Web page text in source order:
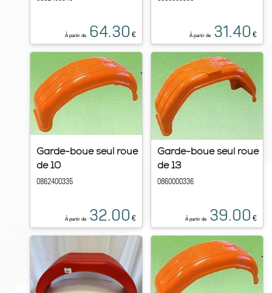
À partir de 64.30 € À partir de 31.40 €
Garde-boue seul roue
de 10
0862400335
À partir de 32.00 €
Garde-boue seul roue
de 13
0860000336
À partir de 39.00 €